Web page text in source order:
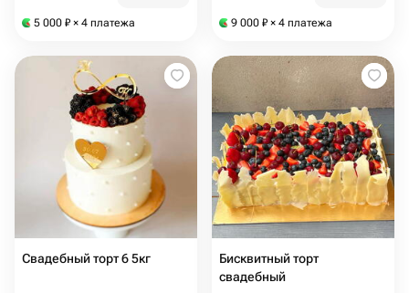
5 000 ₽ × 4 платежа 9 000 ₽ × 4 платежа
Свадебный торт 6 5кг
Бисквитный торт
свадебный